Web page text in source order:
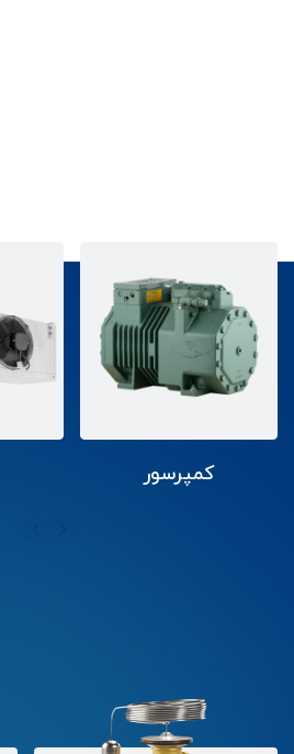
کمپرسور